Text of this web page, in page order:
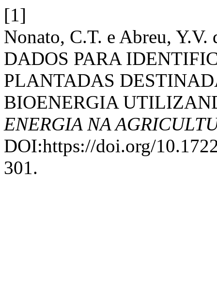
[1]
Nonato, C.T. e Abreu,
DADOS PARA
PLANTADAS
BIOENERGIA
ENERGIA NA
DOI:https://doi.org/
301.